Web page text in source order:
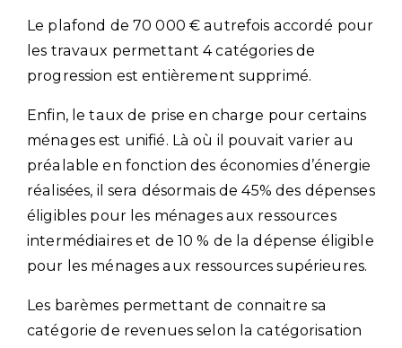
Le plafond de 70 000 € autrefois accordé pour
les travaux permettant 4 catégories de
progression est entièrement supprimé.
Enfin, le taux de prise en charge pour certains
ménages est unifié. Là où il pouvait varier au
préalable en fonction des économies d’énergie
réalisées, il sera désormais de 45% des dépenses
éligibles pour les ménages aux ressources
intermédiaires et de 10 % de la dépense éligible
pour les ménages aux ressources supérieures.
Les barèmes permettant de connaitre sa
catégorie de revenues selon la catégorisation